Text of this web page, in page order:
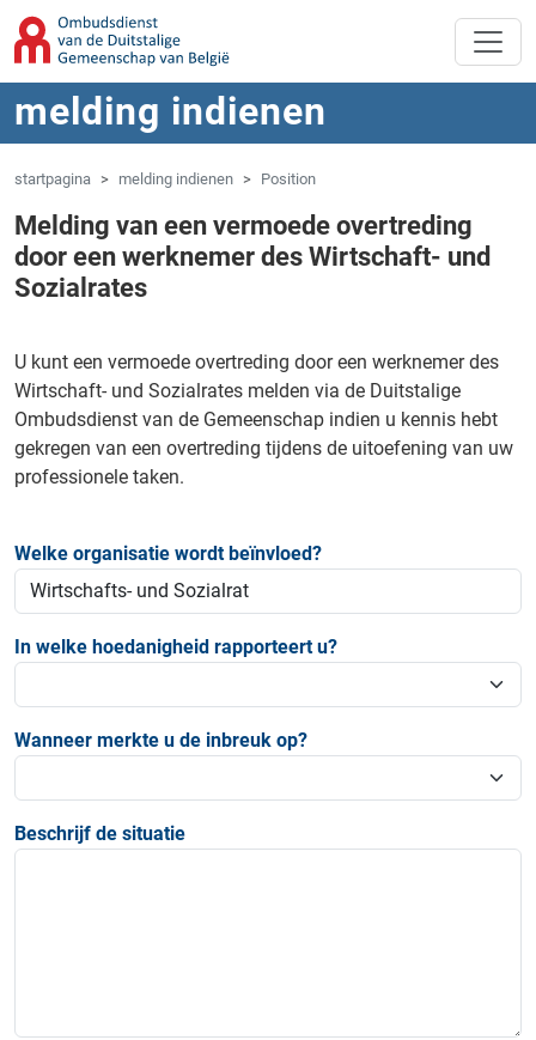
Overslaan naar hoofdinhoud
Spring naar navigatie
melding indienen
startpagina melding indienen Position
Melding van een vermoede overtreding
door een werknemer des Wirtschaft- und
Sozialrates
U kunt een vermoede overtreding door een werknemer des
Wirtschaft- und Sozialrates melden via de Duitstalige
Ombudsdienst van de Gemeenschap indien u kennis hebt
gekregen van een overtreding tijdens de uitoefening van uw
professionele taken.
Welke organisatie wordt beïnvloed?
In welke hoedanigheid rapporteert u?
Wanneer merkte u de inbreuk op?
Beschrijf de situatie